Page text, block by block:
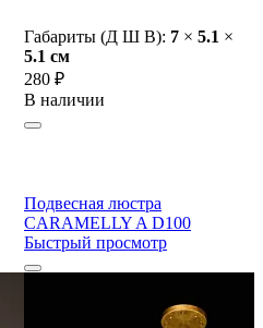
Габариты (Д Ш В): 7 × 5.1 ×
5.1 cм
280 ₽
В наличии
Подвесная люстра
CARAMELLY A D100
Быстрый просмотр